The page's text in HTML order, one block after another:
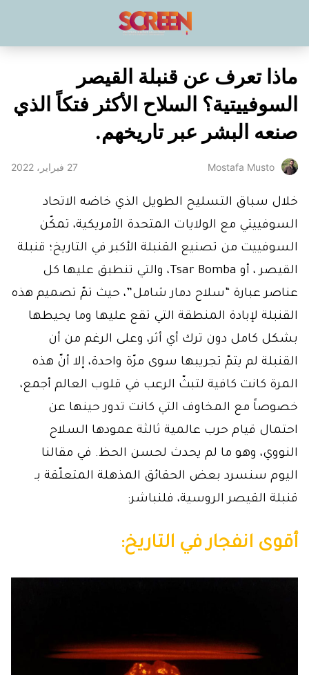
ماذا تعرف عن قنبلة القيصر
السوفييتية؟ السلاح الأكثر فتكاً الذي
صنعه البشر عبر تاريخهم.
Mostafa Musto 27 فبراير، 2022
خلال سباق التسليح الطويل الذي خاضه الاتحاد
السوفييتي مع الولايات المتحدة الأمريكية، تمكّن
السوفييت من تصنيع القنبلة الأكبر في التاريخ؛ قنبلة
القيصر ، أو Tsar Bomba، والتي تنطبق عليها كل
عناصر عبارة “سلاح دمار شامل”، حيث تمّ تصميم هذه
القنبلة لإبادة المنطقة التي تقع عليها وما يحيطها
بشكل كامل دون ترك أي أثر، وعلى الرغم من أن
القنبلة لم يتمّ تجريبها سوى مرّة واحدة، إلا أنّ هذه
المرة كانت كافية لتبثّ الرعب في قلوب العالم أجمع،
خصوصاً مع المخاوف التي كانت تدور حينها عن
احتمال قيام حرب عالمية ثالثة عمودها السلاح
النووي، وهو ما لم يحدث لحسن الحظ. في مقالنا
اليوم سنسرد بعض الحقائق المذهلة المتعلّقة بـ
قنبلة القيصر الروسية، فلنباشر:
أقوى انفجار في التاريخ: